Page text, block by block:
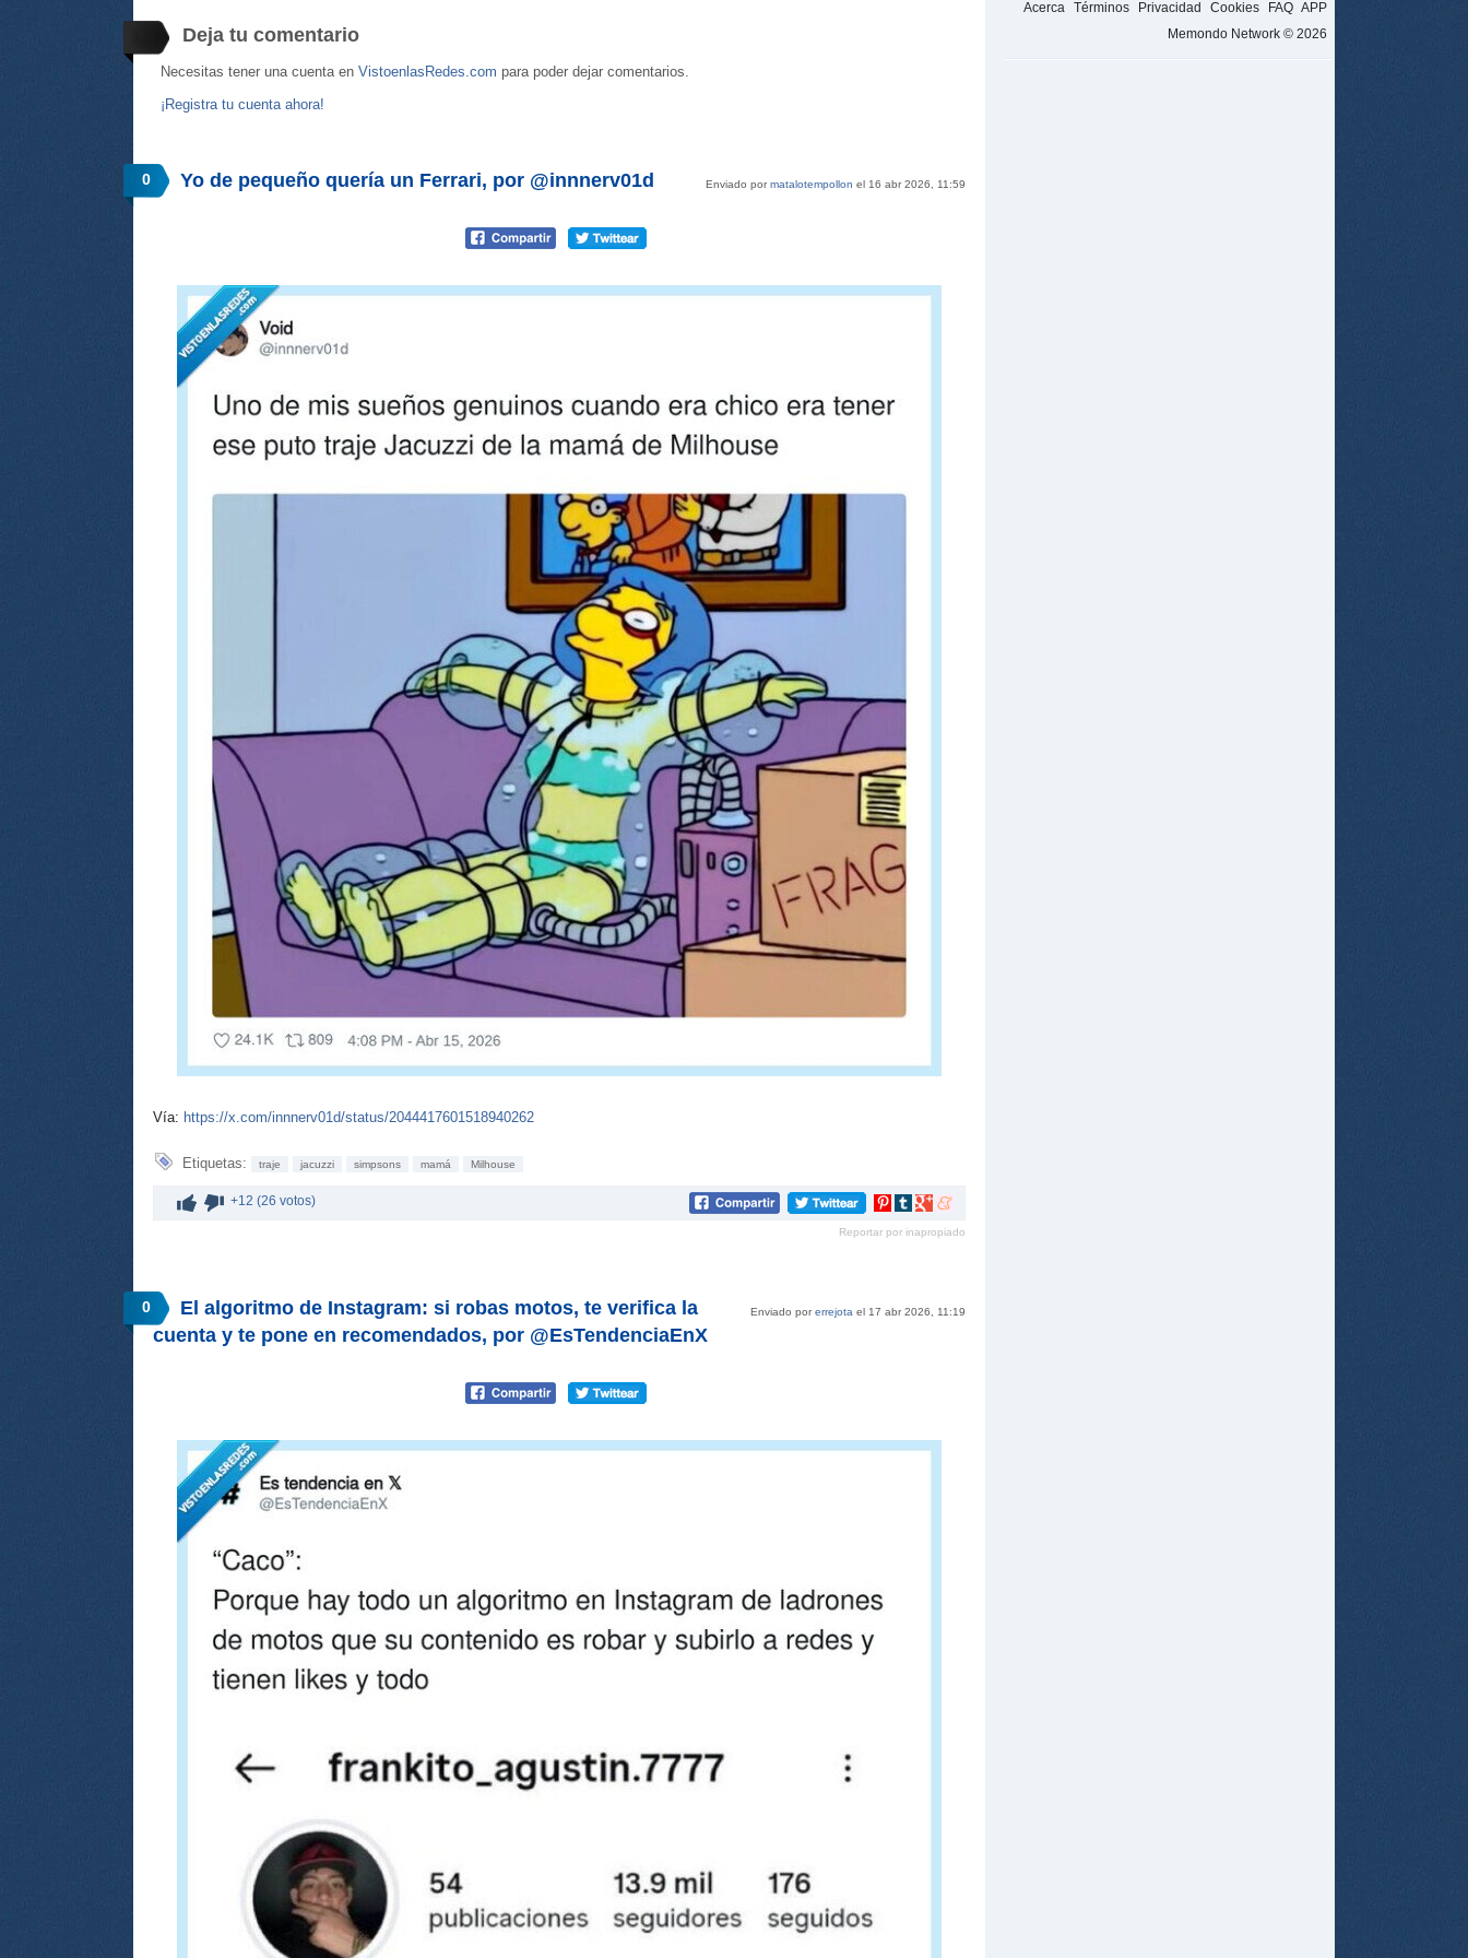
Deja tu comentario
Necesitas tener una cuenta en VistoenlasRedes.com para poder dejar comentarios.
¡Registra tu cuenta ahora!
0 Enviado pormatalotempollon el 16 abr 2026, 11:59
Yo de pequeño quería un Ferrari, por @innnerv01d
Vía: https://x.com/innnerv01d/status/2044417601518940262
Etiquetas: traje jacuzzi simpsons mamá Milhouse
+12 (26 votos)
Compartir
Pinterest
Compartir
tumblr
Compartir
Google+
Compartir
meneame
Reportar por inapropiado
0 Enviado porerrejota el 17 abr 2026, 11:19
El algoritmo de Instagram: si robas motos, te verifica la
cuenta y te pone en recomendados, por @EsTendenciaEnX
Acerca Términos Privacidad Cookies FAQ APP
Memondo Network © 2026